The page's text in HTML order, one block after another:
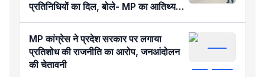
प्रतिनिधियों का दिल, बोले- MP का आतिथ्य
हमेशा रहेगा याद
MP कांग्रेस ने प्रदेश सरकार पर लगाया
प्रतिशोध की राजनीति का आरोप, जनआंदोलन
की चेतावनी